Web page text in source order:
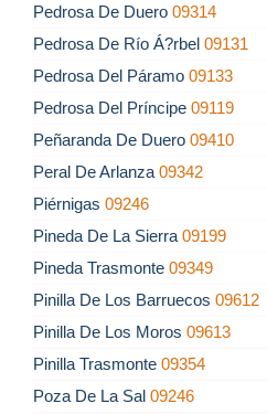
Pedrosa De Duero 09314
Pedrosa De Río Á?rbel 09131
Pedrosa Del Páramo 09133
Pedrosa Del Príncipe 09119
Peñaranda De Duero 09410
Peral De Arlanza 09342
Piérnigas 09246
Pineda De La Sierra 09199
Pineda Trasmonte 09349
Pinilla De Los Barruecos 09612
Pinilla De Los Moros 09613
Pinilla Trasmonte 09354
Poza De La Sal 09246